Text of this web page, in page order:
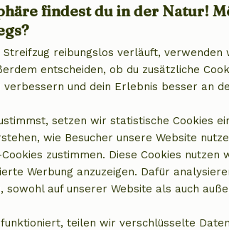
0
findest du in der Natur!
Streifzug reibungslos verläuft, verwenden
entscheiden, ob du zusätzliche
verbessern und dein Erlebnis besser an
setzen wir statistische Cookies
wie Besucher unsere Website
zustimmen. Diese Cookies nutzen
Werbung anzuzeigen. Dafür
sowohl auf unserer Website als auch
teilen wir verschlüsselte